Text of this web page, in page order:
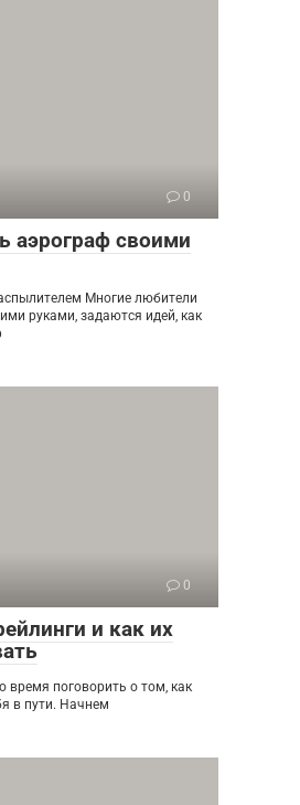
0
аэрограф своими
Многие любители
руками, задаются идей, как
0
и как их
время поговорить о том, как
в пути. Начнем